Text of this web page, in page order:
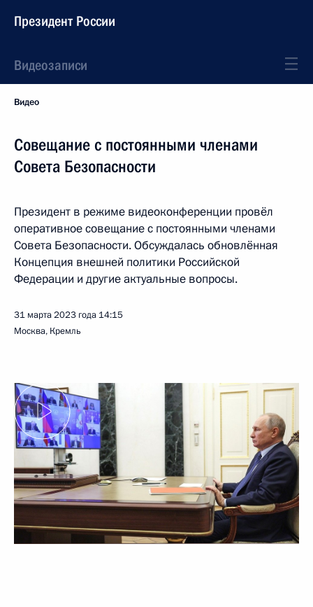
Президент России
Видеозаписи
Видео
Совещание с постоянными членами
Совета Безопасности
Президент в режиме видеоконференции провёл
оперативное совещание с постоянными членами
Совета Безопасности. Обсуждалась обновлённая
Концепция внешней политики Российской
Федерации и другие актуальные вопросы.
31 марта 2023 года 14:15
Москва, Кремль